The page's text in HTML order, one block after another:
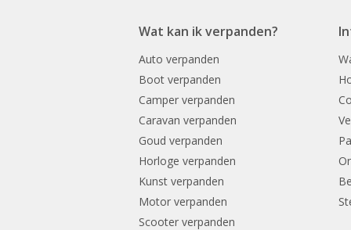
Wat kan ik verpanden?
Auto verpanden
Boot verpanden
Camper verpanden
Caravan verpanden
Goud verpanden
Horloge verpanden
Kunst verpanden
Motor verpanden
Scooter verpanden